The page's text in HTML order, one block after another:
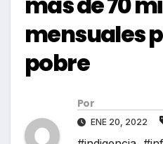
mensuales
pobre
Por
ENE 20, 2022